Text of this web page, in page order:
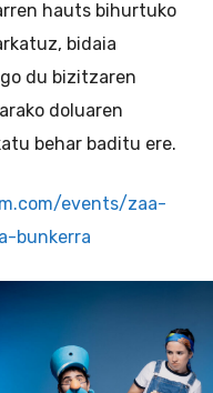
hauts bihurtuko
bidaia
du bizitzaren
doluaren
behar baditu ere.
events/zaa-
bunkerra